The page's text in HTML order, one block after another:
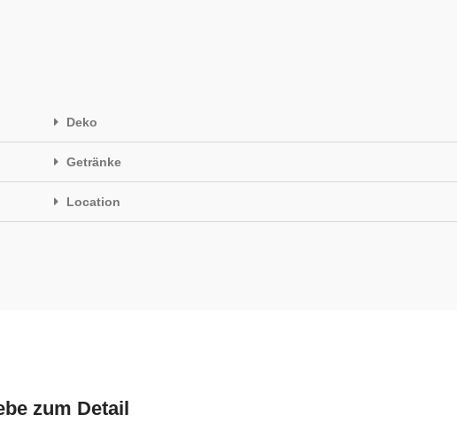
Deko
Getränke
Location
zum Detail